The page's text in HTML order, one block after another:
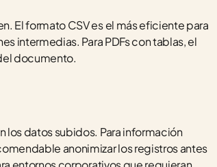
El formato CSV es el más eficiente para
intermedias. Para PDFs con tablas, el
documento.
datos subidos. Para información
anonimizar los registros antes